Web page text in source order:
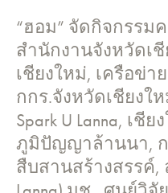
“ฮอม” จัดกิจกรรม
สำนักงานจังหวัดเ
เชียงใหม่, เครือข่
กกร.จังหวัดเชียง
Spark U Lanna, เ
ภูมิปัญญาล้านนา,
สืบสานสร้างสรรค์,